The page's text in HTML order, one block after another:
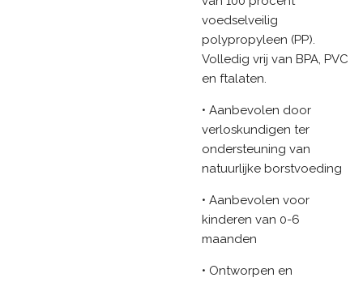
voedselveilig
polypropyleen (PP).
Volledig vrij van BPA, PVC
en ftalaten.
• Aanbevolen door
verloskundigen ter
ondersteuning van
natuurlijke borstvoeding
• Aanbevolen voor
kinderen van 0-6
maanden
• Ontworpen en